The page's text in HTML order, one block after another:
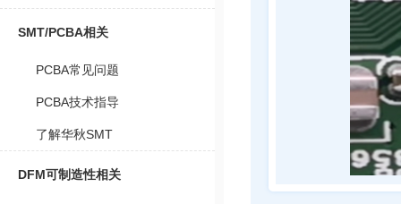
SMT/PCBA相关
PCBA常见问题
PCBA技术指导
了解华秋SMT
DFM可制造性相关